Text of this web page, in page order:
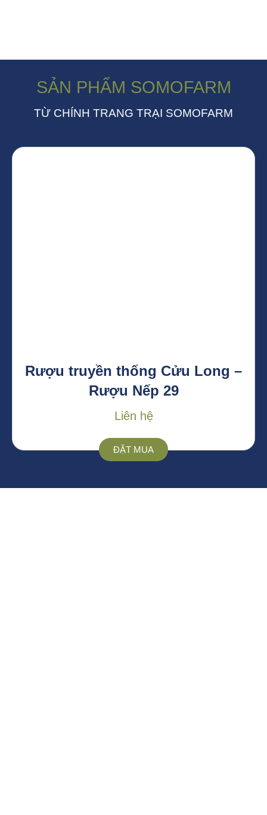
SẢN PHẨM SOMOFARM
TỪ CHÍNH TRANG TRẠI SOMOFARM
Rượu truyền thống Cửu Long –
Rượu Nếp 29
Liên hệ
ĐẶT MUA